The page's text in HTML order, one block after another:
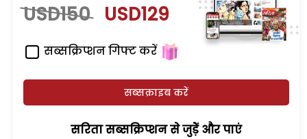
USD150 USD129
सब्सक्रिप्शन गिफ्ट करें
सब्सक्राइब करें
सरिता सब्सक्रिप्शन से जुड़ेें और पाएं